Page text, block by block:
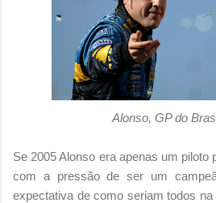
Alonso, GP do
Se 2005 Alonso era apenas um piloto
com a pressão de ser um
expectativa de como seriam todos